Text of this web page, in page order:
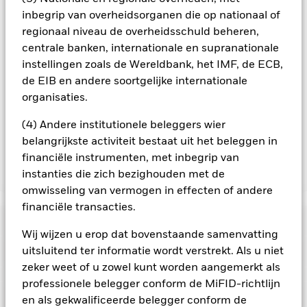
inbegrip van overheidsorganen die op nationaal of
regionaal niveau de overheidsschuld beheren,
centrale banken, internationale en supranationale
instellingen zoals de Wereldbank, het IMF, de ECB,
de EIB en andere soortgelijke internationale
organisaties.
(4) Andere institutionele beleggers wier
belangrijkste activiteit bestaat uit het beleggen in
financiële instrumenten, met inbegrip van
instanties die zich bezighouden met de
omwisseling van vermogen in effecten of andere
financiële transacties.
Wij wijzen u erop dat bovenstaande samenvatting
uitsluitend ter informatie wordt verstrekt. Als u niet
zeker weet of u zowel kunt worden aangemerkt als
professionele belegger conform de MiFID-richtlijn
en als gekwalificeerde belegger conform de
aandelenklassen met valutahedging op aanvraag
In de mate waarin het Fonds effecten uitleent om zijn kosten
te reduceren, ontvangt het Fonds 62,5% van de hiermee
goede aan BlackRock als effectenuitleenagent. Aangezien de
verdeling van opbrengsten uit effectenleningen de
de lopende kosten opgenomen.
BGF Global Multi-Asset Income Fund
Performance
Grafiek
Kredietrisico, veranderingen in rentetarieven en/of in de
Kerngegevens